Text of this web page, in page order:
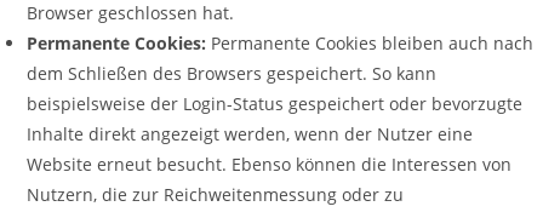
Browser geschlossen hat.
Permanente Cookies: Permanente Cookies bleiben auch nach
dem Schließen des Browsers gespeichert. So kann
beispielsweise der Login-Status gespeichert oder bevorzugte
Inhalte direkt angezeigt werden, wenn der Nutzer eine
Website erneut besucht. Ebenso können die Interessen von
Nutzern, die zur Reichweitenmessung oder zu